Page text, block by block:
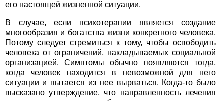
его настоящей жизненной ситуации.
В случае, если психотерапии является создание
многообразия и богатства жизни конкретного человека.
Потому следует стремиться к тому, чтобы освободить
человека от ограничений, накладываемых социальной
организацией. Симптомы обычно появляются тогда,
когда человек находится в невозможной для него
ситуации и пытается из нее вырваться. Когда-то было
высказано утверждение, что направленность лечения